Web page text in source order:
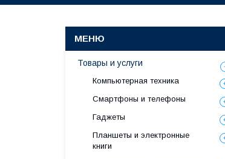
Товары и услуги
Компьютерная техника
Смартфоны и телефоны
Гаджеты
Планшеты и электронные
книги